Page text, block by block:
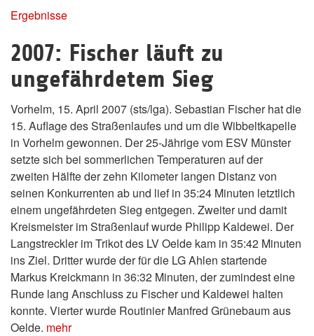
Ergebnisse
2007: Fischer läuft zu
ungefährdetem Sieg
Vorhelm, 15. April 2007 (sts/lga). Sebastian Fischer hat die
15. Auflage des Straßenlaufes und um die Wibbeltkapelle
in Vorhelm gewonnen. Der 25-Jährige vom ESV Münster
setzte sich bei sommerlichen Temperaturen auf der
zweiten Hälfte der zehn Kilometer langen Distanz von
seinen Konkurrenten ab und lief in 35:24 Minuten letztlich
einem ungefährdeten Sieg entgegen. Zweiter und damit
Kreismeister im Straßenlauf wurde Philipp Kaldewei. Der
Langstreckler im Trikot des LV Oelde kam in 35:42 Minuten
ins Ziel. Dritter wurde der für die LG Ahlen startende
Markus Kreickmann in 36:32 Minuten, der zumindest eine
Runde lang Anschluss zu Fischer und Kaldewei halten
konnte. Vierter wurde Routinier Manfred Grünebaum aus
Oelde. mehr